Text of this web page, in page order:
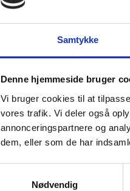
Samtykke
Denne hjemmeside bruger
Vi bruger cookies til at
vores trafik. Vi deler også
annonceringspartnere og
dem, eller som de har
Nødvendig